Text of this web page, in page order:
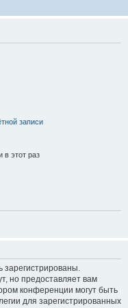
записи
в этот раз
но предоставляет вам
конференции могут быть
для зарегистрированных